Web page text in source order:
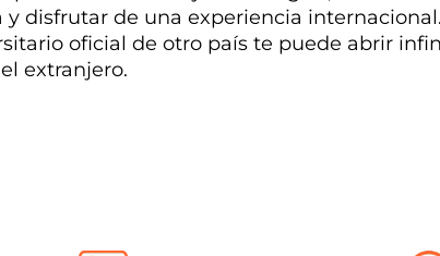
disfrutar de una experiencia
oficial de otro país te puede abrir
extranjero.